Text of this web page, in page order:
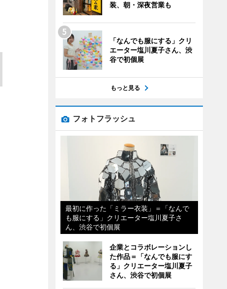
装、朝・深夜営業も
「なんでも服にする」クリ
エーター塩川夏子さん、渋
谷で初個展
もっと見る
フォトフラッシュ
最初に作った「ミラー衣装」＝「なんで
も服にする」クリエーター塩川夏子さ
ん、渋谷で初個展
企業とコラボレーションし
た作品＝「なんでも服にす
る」クリエーター塩川夏子
さん、渋谷で初個展